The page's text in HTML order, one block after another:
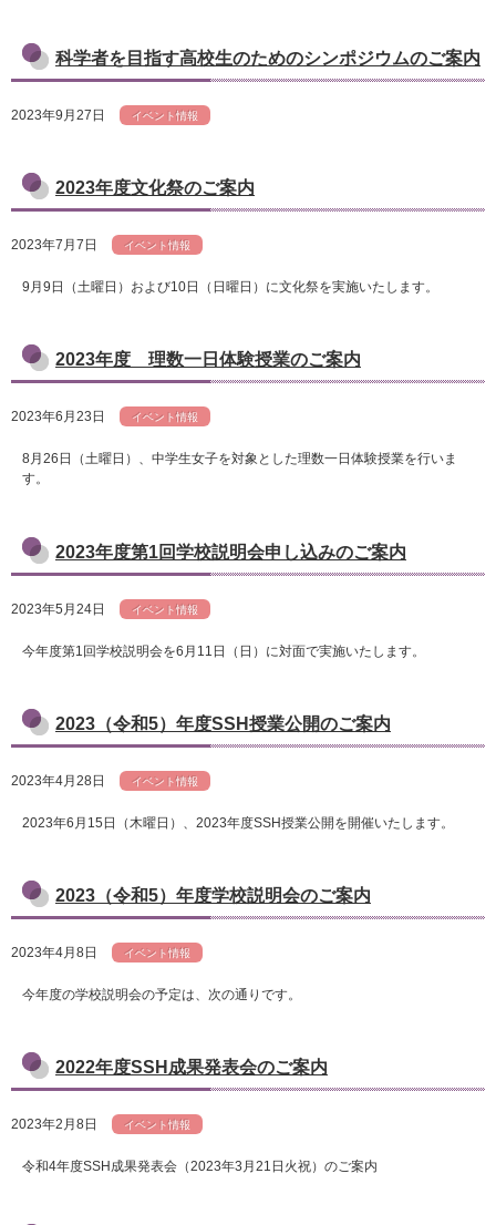
科学者を目指す高校生のためのシンポジウムのご案内
2023年9月27日 イベント情報
2023年度文化祭のご案内
2023年7月7日 イベント情報
9月9日（土曜日）および10日（日曜日）に文化祭を実施いたします。
2023年度 理数一日体験授業のご案内
2023年6月23日 イベント情報
8月26日（土曜日）、中学生女子を対象とした理数一日体験授業を行いま
す。
2023年度第1回学校説明会申し込みのご案内
2023年5月24日 イベント情報
今年度第1回学校説明会を6月11日（日）に対面で実施いたします。
2023（令和5）年度SSH授業公開のご案内
2023年4月28日 イベント情報
2023年6月15日（木曜日）、2023年度SSH授業公開を開催いたします。
2023（令和5）年度学校説明会のご案内
2023年4月8日 イベント情報
今年度の学校説明会の予定は、次の通りです。
2022年度SSH成果発表会のご案内
2023年2月8日 イベント情報
令和4年度SSH成果発表会（2023年3月21日火祝）のご案内